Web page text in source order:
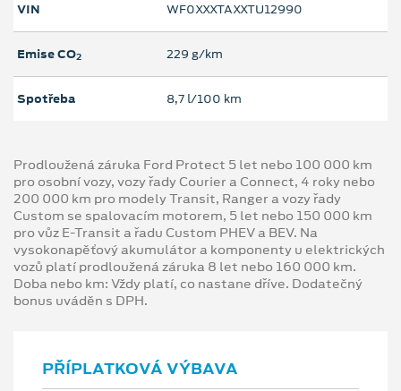
VIN WF0XXXTAXXTU12990
Emise CO2 229 g/km
Spotřeba 8,7 l/100 km
Prodloužená záruka Ford Protect 5 let nebo 100 000 km
pro osobní vozy, vozy řady Courier a Connect, 4 roky nebo
200 000 km pro modely Transit, Ranger a vozy řady
Custom se spalovacím motorem, 5 let nebo 150 000 km
pro vůz E-Transit a řadu Custom PHEV a BEV. Na
vysokonapěťový akumulátor a komponenty u elektrických
vozů platí prodloužená záruka 8 let nebo 160 000 km.
Doba nebo km: Vždy platí, co nastane dříve. Dodatečný
bonus uváděn s DPH.
PŘÍPLATKOVÁ VÝBAVA